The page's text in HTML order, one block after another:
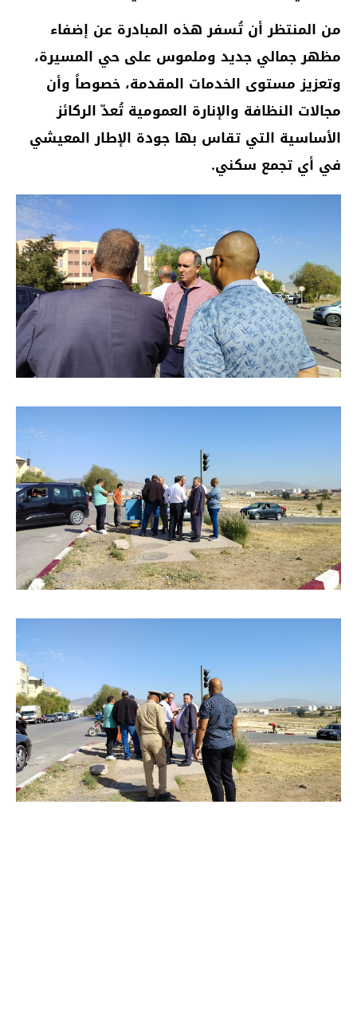
من المنتظر أن تُسفر هذه المبادرة عن إضفاء
مظهر جمالي جديد وملموس على حي المسيرة،
وتعزيز مستوى الخدمات المقدمة، خصوصاً وأن
مجالات النظافة والإنارة العمومية تُعدّ الركائز
الأساسية التي تقاس بها جودة الإطار المعيشي
في أي تجمع سكني.